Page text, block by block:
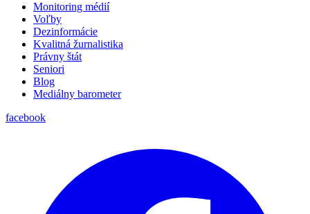
Monitoring médií
Voľby
Dezinformácie
Kvalitná žurnalistika
Právny štát
Seniori
Blog
Mediálny barometer
facebook